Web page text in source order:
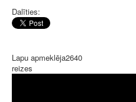
Dalīties:
Lapu apmeklēja2640
reizes